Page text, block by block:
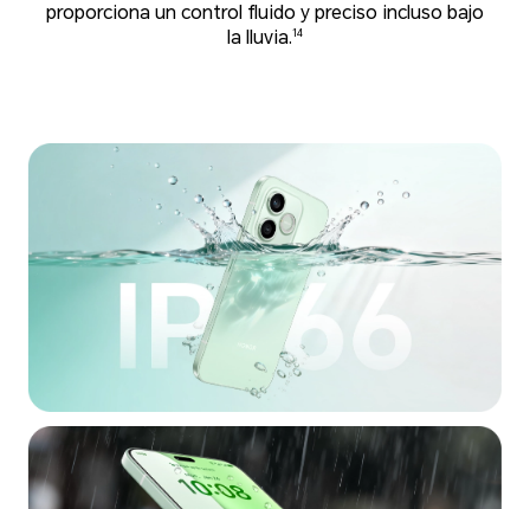
proporciona un control fluido y preciso incluso bajo
la lluvia.14